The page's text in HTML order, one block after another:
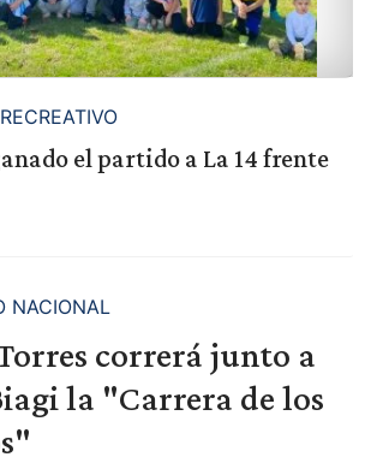
el partido a La 14 frente
NACIONAL
correrá junto a
la "Carrera de los